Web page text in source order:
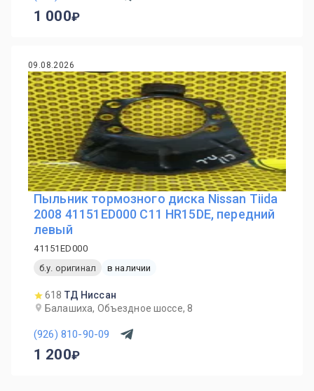
1 000
09.08.2026
Пыльник тормозного диска Nissan Tiida
2008 41151ED000 C11 HR15DE, передний
левый
41151ED000
б.у. оригинал
в наличии
618 ТД Ниссан
Балашиха, Объездное шоссе, 8
(926) 810-90-09
1 200